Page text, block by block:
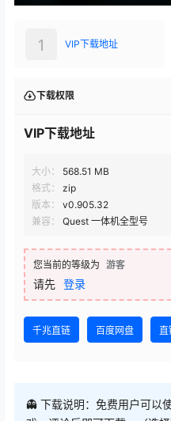
VIP下载地址
1
下载权限
VIP下载地址
大小：
568.51 MB
格式：
zip
版本：
v0.905.32
兼容：
Quest 一体机全型号
您当前的等级为 游客
请先 登录
千兆直链 百度网盘
👻 下载说明：免费用户可以